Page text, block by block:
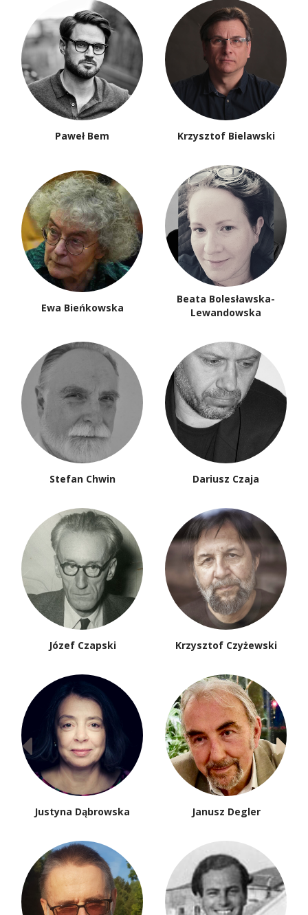
Paweł Bem Krzysztof Bielawski
Ewa Bieńkowska
Beata Bolesławska-
Lewandowska
Stefan Chwin Dariusz Czaja
Józef Czapski Krzysztof Czyżewski
Justyna Dąbrowska Janusz Degler